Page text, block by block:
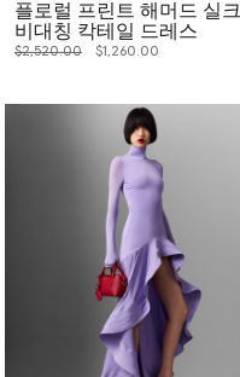
플로럴 프린트 해머드 실크
비대칭 칵테일 드레스
价格从
$2,520.00下降至
$1,260.00